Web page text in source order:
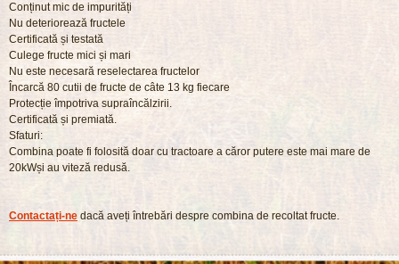
Conținut mic de impurități
Nu deteriorează fructele
Certificată și testată
Culege fructe mici și mari
Nu este necesară reselectarea fructelor
Încarcă 80 cutii de fructe de câte 13 kg fiecare
Protecție împotriva supraîncălzirii.
Certificată și premiată.
Sfaturi:
Combina poate fi folosită doar cu tractoare a căror putere este mai mare de
20kWși au viteză redusă.
Contactați-ne dacă aveți întrebări despre combina de recoltat fructe.